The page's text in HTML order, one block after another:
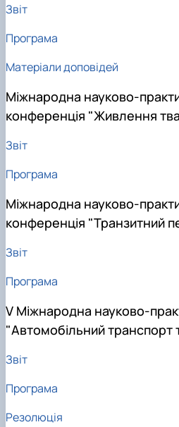
Звіт
Програма
Матеріали доповідей
Міжнародна науково-
конференція "Живлення
Звіт
Програма
Міжнародна науково-
конференція "Транзитний
Звіт
Програма
V Міжнародна науково-
"Автомобільний транспорт
Звіт
Програма
Резолюція